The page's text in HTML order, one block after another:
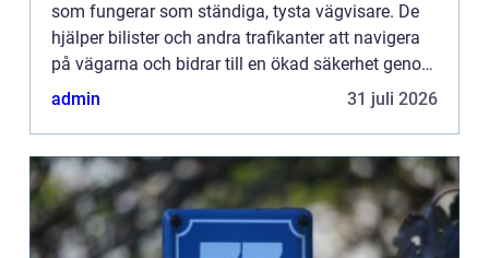
som fungerar som ständiga, tysta vägvisare. De
hjälper bilister och andra trafikanter att navigera
på vägarna och bidrar till en ökad säkerhet genom
att ...
admin 31 juli 2026